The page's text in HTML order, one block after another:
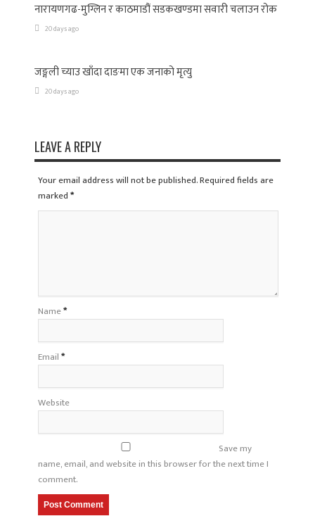
नारायणगढ-मुग्लिन र काठमाडौं सडकखण्डमा सवारी चलाउन रोक
20 days ago
जङ्गली च्याउ खाँदा दाङमा एक जनाको मृत्यु
20 days ago
LEAVE A REPLY
Your email address will not be published. Required fields are
marked*
Name*
Email*
Website
Save my
name, email, and website in this browser for the next time I
comment.